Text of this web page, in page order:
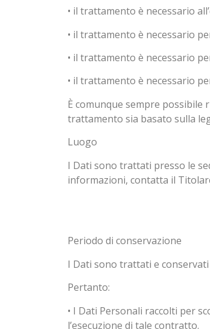
• il trattamento è necessario
• il trattamento è necessario
• il trattamento è necessario
• il trattamento è necessario
È comunque sempre possibile
trattamento sia basato sulla
Luogo
I Dati sono trattati presso le
informazioni, contatta il
Periodo di conservazione
I Dati sono trattati e
Pertanto:
• I Dati Personali raccolti per
l’esecuzione di tale contratto.